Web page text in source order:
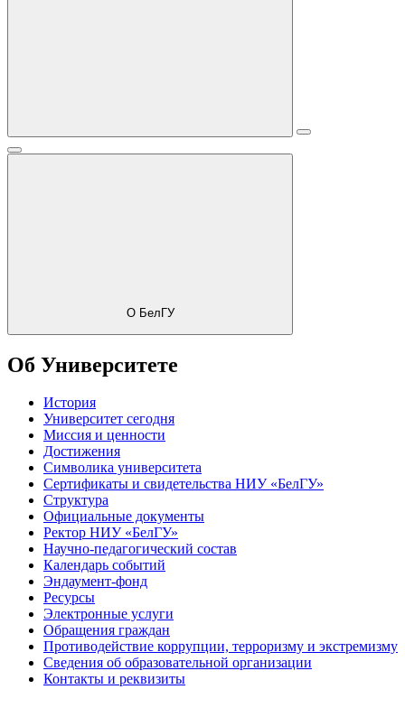
О БелГУ
Об Университете
История
Университет сегодня
Миссия и ценности
Достижения
Символика университета
Сертификаты и свидетельства НИУ «БелГУ»
Структура
Официальные документы
Ректор НИУ «БелГУ»
Научно-педагогический состав
Календарь событий
Эндаумент-фонд
Ресурсы
Электронные услуги
Обращения граждан
Противодействие коррупции, терроризму и экстремизму
Сведения об образовательной организации
Контакты и реквизиты